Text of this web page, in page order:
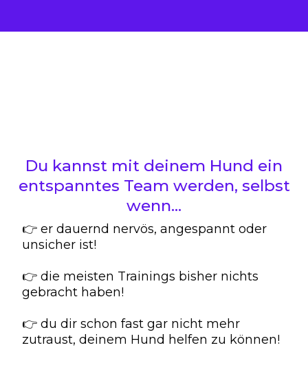
Du kannst mit deinem Hund ein
entspanntes Team werden, selbst
wenn...
👉 er dauernd nervös, angespannt oder
unsicher ist!
👉 die meisten Trainings bisher nichts
gebracht haben!
👉 du dir schon fast gar nicht mehr
zutraust, deinem Hund helfen zu können!